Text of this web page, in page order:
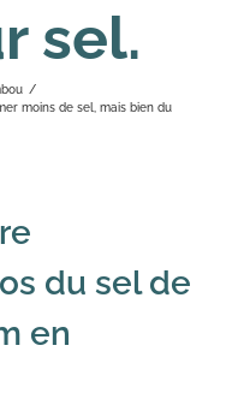
sel.
/
moins de sel, mais bien du
du sel de
en